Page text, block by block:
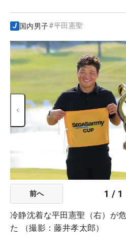
国内男子#平田憲聖
前へ 1 / 1
冷静沈着な平田憲聖（右）が
た （撮影：藤井孝太郎）